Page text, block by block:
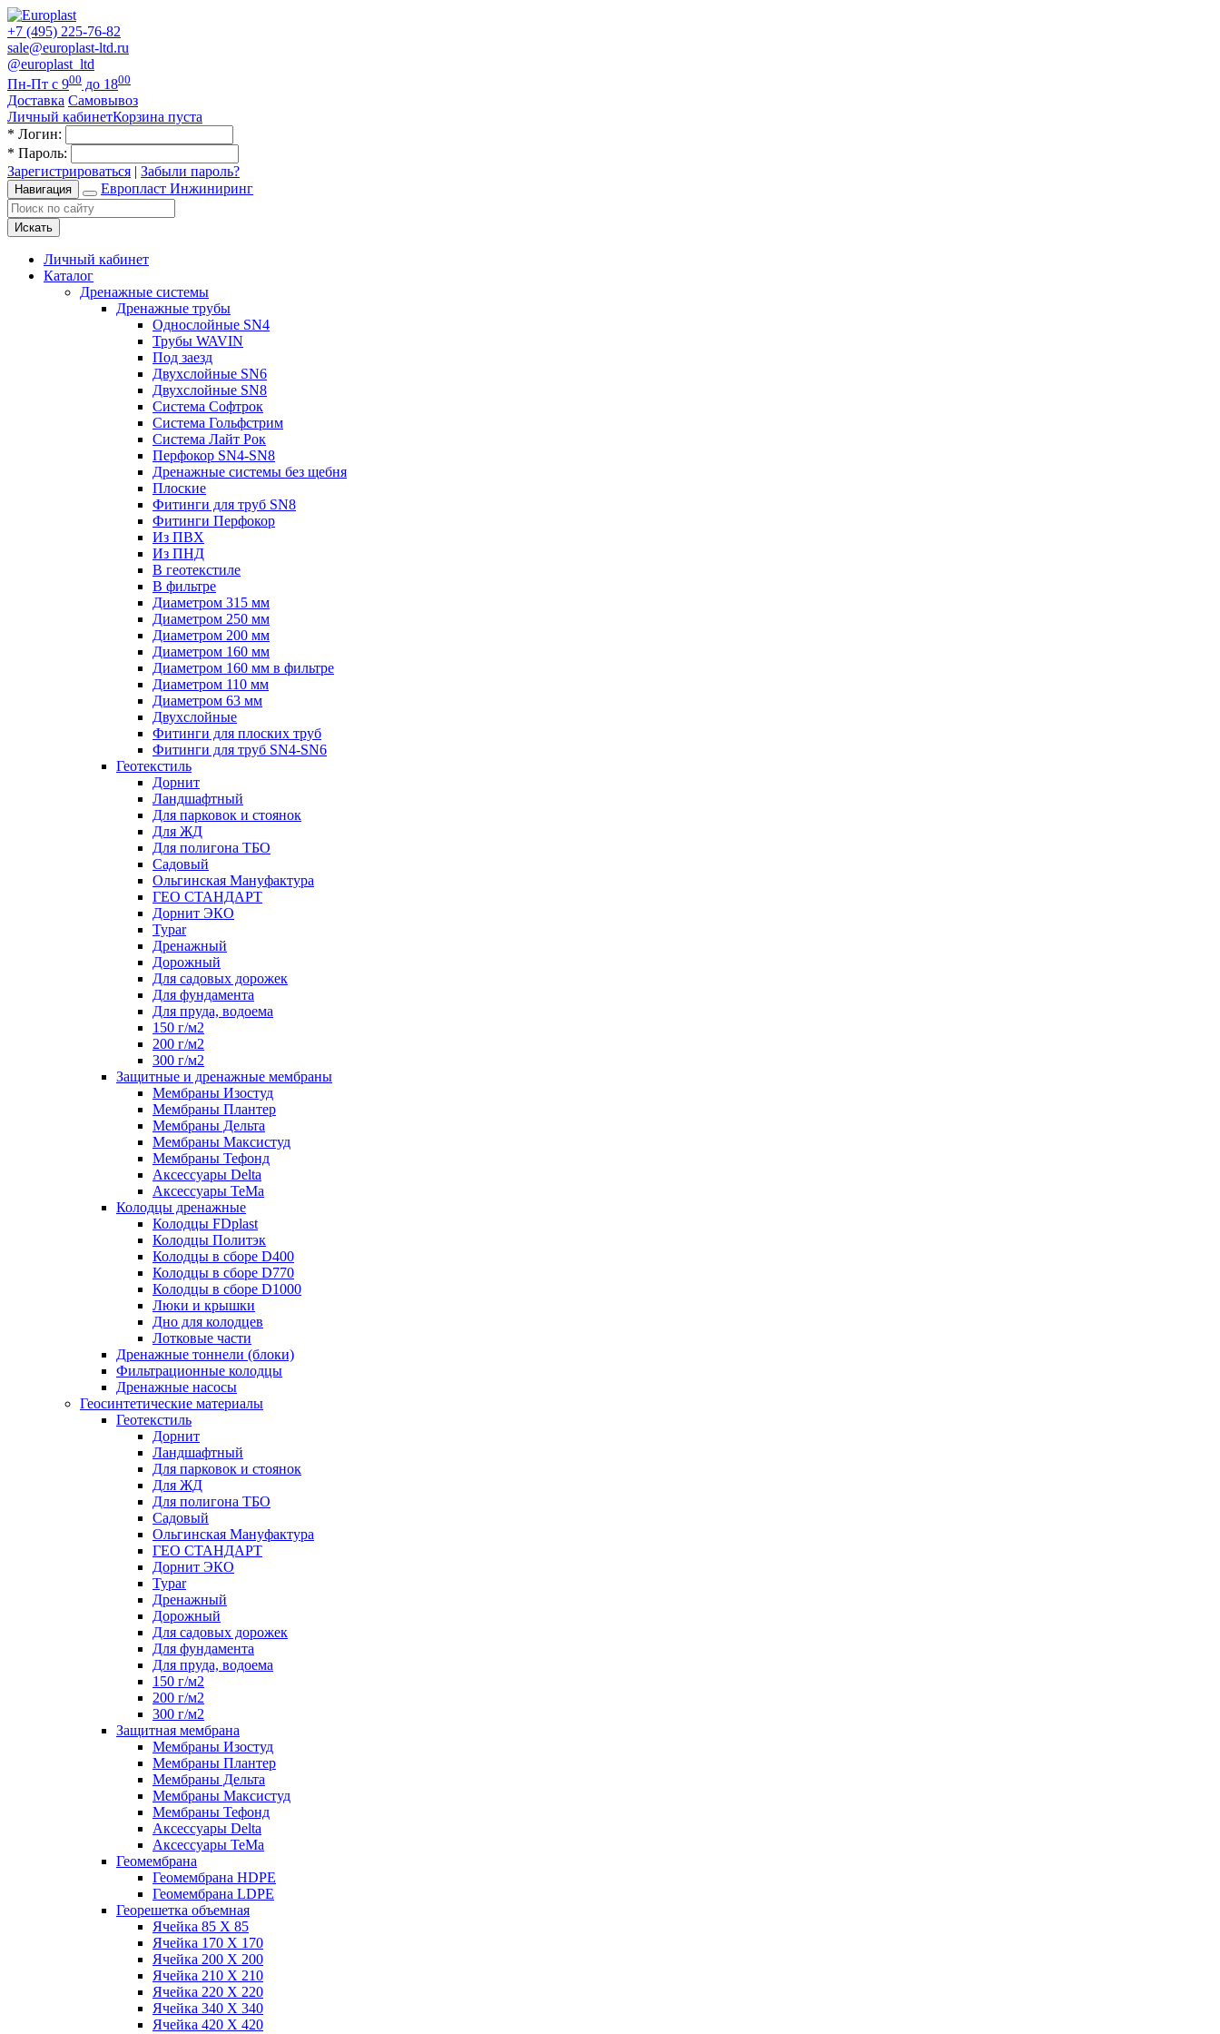
+7 (495) 225-76-82
sale@europlast-ltd.ru
@europlast_ltd
Пн-Пт с 900 до 1800
Доставка Самовывоз
Личный кабинетКорзина пуста
* Логин:
* Пароль:
Зарегистрироваться | Забыли пароль?
Навигация Европласт Инжиниринг
Искать
Личный кабинет
Каталог
Дренажные системы
Дренажные трубы
Однослойные SN4
Трубы WAVIN
Под заезд
Двухслойные SN6
Двухслойные SN8
Система Софтрок
Система Гольфстрим
Система Лайт Рок
Перфокор SN4-SN8
Дренажные системы без щебня
Плоские
Фитинги для труб SN8
Фитинги Перфокор
Из ПВХ
Из ПНД
В геотекстиле
В фильтре
Диаметром 315 мм
Диаметром 250 мм
Диаметром 200 мм
Диаметром 160 мм
Диаметром 160 мм в фильтре
Диаметром 110 мм
Диаметром 63 мм
Двухслойные
Фитинги для плоских труб
Фитинги для труб SN4-SN6
Геотекстиль
Дорнит
Ландшафтный
Для парковок и стоянок
Для ЖД
Для полигона ТБО
Садовый
Ольгинская Мануфактура
ГЕО СТАНДАРТ
Дорнит ЭКО
Typar
Дренажный
Дорожный
Для садовых дорожек
Для фундамента
Для пруда, водоема
150 г/м2
200 г/м2
300 г/м2
Защитные и дренажные мембраны
Мембраны Изостуд
Мембраны Плантер
Мембраны Дельта
Мембраны Максистуд
Мембраны Тефонд
Аксессуары Delta
Аксессуары TeMa
Колодцы дренажные
Колодцы FDplast
Колодцы Политэк
Колодцы в сборе D400
Колодцы в сборе D770
Колодцы в сборе D1000
Люки и крышки
Дно для колодцев
Лотковые части
Дренажные тоннели (блоки)
Фильтрационные колодцы
Дренажные насосы
Геосинтетические материалы
Геотекстиль
Дорнит
Ландшафтный
Для парковок и стоянок
Для ЖД
Для полигона ТБО
Садовый
Ольгинская Мануфактура
ГЕО СТАНДАРТ
Дорнит ЭКО
Typar
Дренажный
Дорожный
Для садовых дорожек
Для фундамента
Для пруда, водоема
150 г/м2
200 г/м2
300 г/м2
Защитная мембрана
Мембраны Изостуд
Мембраны Плантер
Мембраны Дельта
Мембраны Максистуд
Мембраны Тефонд
Аксессуары Delta
Аксессуары TeMa
Геомембрана
Геомембрана HDPE
Геомембрана LDPE
Георешетка объемная
Ячейка 85 Х 85
Ячейка 170 Х 170
Ячейка 200 Х 200
Ячейка 210 Х 210
Ячейка 220 Х 220
Ячейка 340 Х 340
Ячейка 420 Х 420